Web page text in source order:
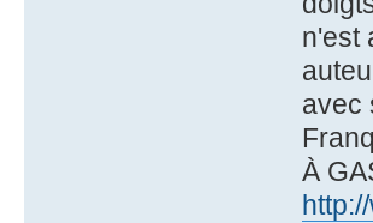
n'est
avec
À